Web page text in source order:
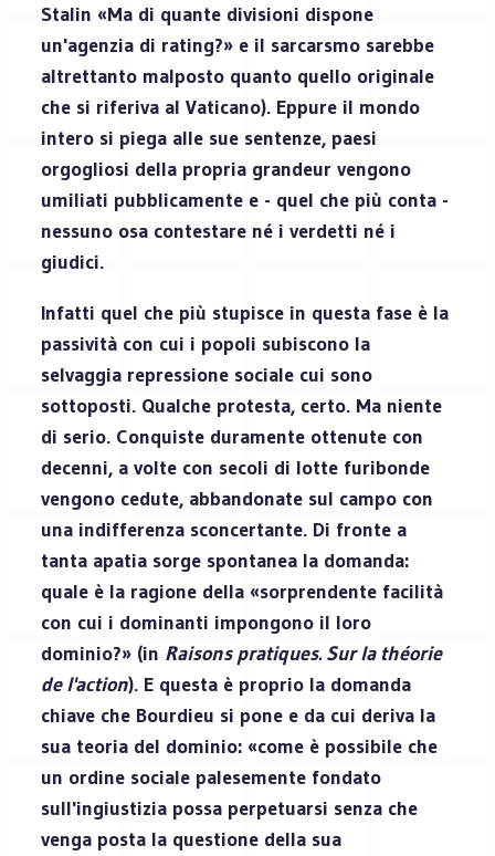
Stalin «Ma di quante divisioni dispone
un'agenzia di rating?» e il sarcarsmo sarebbe
altrettanto malposto quanto quello originale
che si riferiva al Vaticano). Eppure il mondo
intero si piega alle sue sentenze, paesi
orgogliosi della propria grandeur vengono
umiliati pubblicamente e - quel che più conta -
nessuno osa contestare né i verdetti né i
giudici.
Infatti quel che più stupisce in questa fase è la
passività con cui i popoli subiscono la
selvaggia repressione sociale cui sono
sottoposti. Qualche protesta, certo. Ma niente
di serio. Conquiste duramente ottenute con
decenni, a volte con secoli di lotte furibonde
vengono cedute, abbandonate sul campo con
una indifferenza sconcertante. Di fronte a
tanta apatia sorge spontanea la domanda:
quale è la ragione della «sorprendente facilità
con cui i dominanti impongono il loro
dominio?» (in Raisons pratiques. Sur la théorie
de l'action). E questa è proprio la domanda
chiave che Bourdieu si pone e da cui deriva la
sua teoria del dominio: «come è possibile che
un ordine sociale palesemente fondato
sull'ingiustizia possa perpetuarsi senza che
venga posta la questione della sua